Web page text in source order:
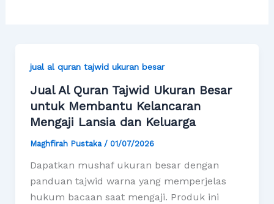
jual al quran tajwid ukuran besar
Jual Al Quran Tajwid Ukuran Besar
untuk Membantu Kelancaran
Mengaji Lansia dan Keluarga
Maghfirah Pustaka / 01/07/2026
Dapatkan mushaf ukuran besar dengan
panduan tajwid warna yang memperjelas
hukum bacaan saat mengaji. Produk ini